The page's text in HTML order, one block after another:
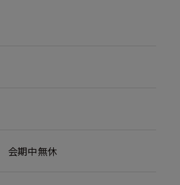
会期中無休